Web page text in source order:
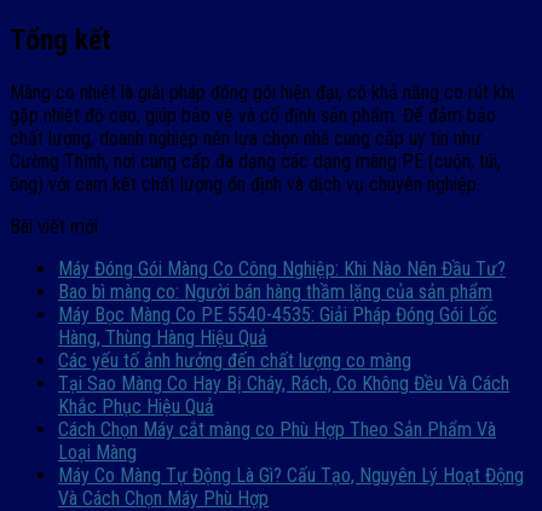
Tổng kết
Màng co nhiệt là giải pháp đóng gói hiện đại, có khả năng co rút khi
gặp nhiệt độ cao, giúp bảo vệ và cố định sản phẩm. Để đảm bảo
chất lượng, doanh nghiệp nên lựa chọn nhà cung cấp uy tín như
Cường Thịnh, nơi cung cấp đa dạng các dạng màng PE (cuộn, túi,
ống) với cam kết chất lượng ổn định và dịch vụ chuyên nghiệp.
Bài viết mới
Máy Đóng Gói Màng Co Công Nghiệp: Khi Nào Nên Đầu Tư?
Bao bì màng co: Người bán hàng thầm lặng của sản phẩm
Máy Bọc Màng Co PE 5540-4535: Giải Pháp Đóng Gói Lốc
Hàng, Thùng Hàng Hiệu Quả
Các yếu tố ảnh hưởng đến chất lượng co màng
Tại Sao Màng Co Hay Bị Cháy, Rách, Co Không Đều Và Cách
Khắc Phục Hiệu Quả
Cách Chọn Máy cắt màng co Phù Hợp Theo Sản Phẩm Và
Loại Màng
Máy Co Màng Tự Động Là Gì? Cấu Tạo, Nguyên Lý Hoạt Động
Và Cách Chọn Máy Phù Hợp